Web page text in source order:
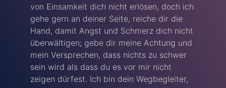
von Einsamkeit dich nicht erlösen, doch ich
gehe gern an deiner Seite, reiche dir die
Hand, damit Angst und Schmerz dich nicht
überwältigen; gebe dir meine Achtung und
mein Versprechen, dass nichts zu schwer
sein wird als dass du es vor mir nicht
zeigen dürfest. Ich bin dein Wegbegleiter,